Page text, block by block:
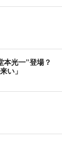
本光一”登場？
い」